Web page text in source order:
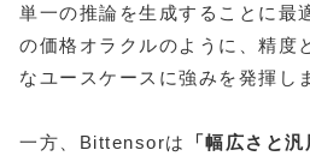
単一の推論を生成することに最
の価格オラクルのように、精度
なユースケースに強みを発揮し
一方、Bittensorは
「幅広さと